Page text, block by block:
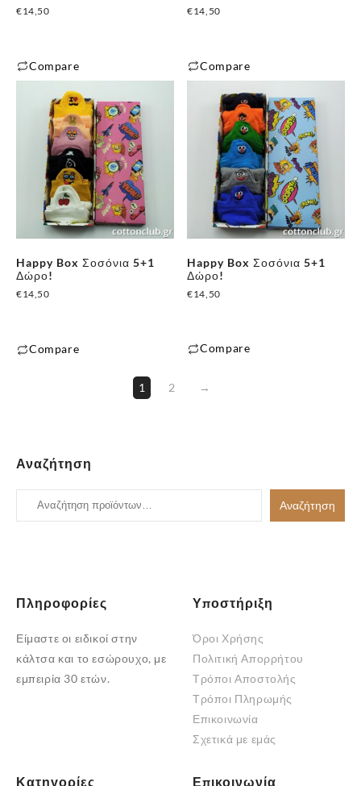
€14,50
Compare
€14,50
Compare
Happy Box Σοσόνια 5+1
Δώρο!
€14,50
Compare
Happy Box Σοσόνια 5+1
Δώρο!
€14,50
Compare
1 2 →
Αναζήτηση
Αναζήτηση
για:
Αναζήτηση
Πληροφορίες
Είμαστε οι ειδικοί στην
κάλτσα και το εσώρουχο, με
εμπειρία 30 ετών.
Υποστήριξη
Όροι Χρήσης
Πολιτική Απορρήτου
Τρόποι Αποστολής
Τρόποι Πληρωμής
Επικοινωνία
Σχετικά με εμάς
Κατηγορίες Επικοινωνία